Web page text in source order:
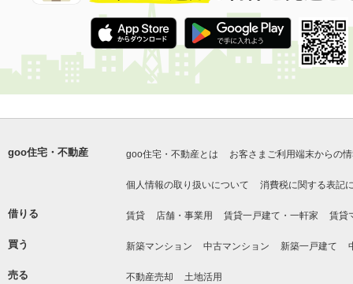
goo住宅・不動産 goo住宅・不動産とは お客さまご利用端末からの
個人情報の取り扱いについて 消費税に関する表記
借りる 賃貸 店舗・事業用 賃貸一戸建て・一軒家 賃貸
買う 新築マンション 中古マンション 新築一戸建て
売る 不動産売却 土地活用